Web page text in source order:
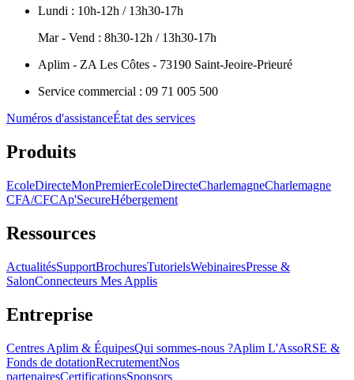
Lundi : 10h-12h / 13h30-17h
Mar - Vend : 8h30-12h / 13h30-17h
Aplim - ZA Les Côtes - 73190 Saint-Jeoire-Prieuré
Service commercial : 09 71 005 500
Numéros d'assistanceÉtat des services
Produits
EcoleDirecteMonPremierEcoleDirecteCharlemagneCharlemagne
CFA/CFCAp'SecureHébergement
Ressources
ActualitésSupportBrochuresTutorielsWebinairesPresse &
SalonConnecteurs Mes Applis
Entreprise
Centres Aplim & ÉquipesQui sommes-nous ?Aplim L'AssoRSE &
Fonds de dotationRecrutementNos
partenairesCertificationsSponsors